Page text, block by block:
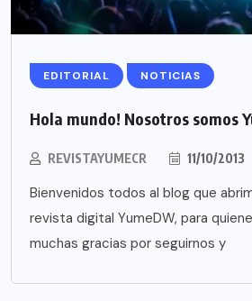
EDITORIAL NOTICIAS
Hola mundo! Nosotros somos
REVISTAYUMECR 11/10/2013
Bienvenidos todos al blog que
revista digital YumeDW, para
muchas gracias por seguirnos y